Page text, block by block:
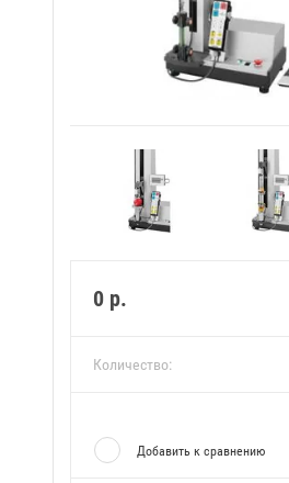
0 р.
Количество:
Добавить к сравнению